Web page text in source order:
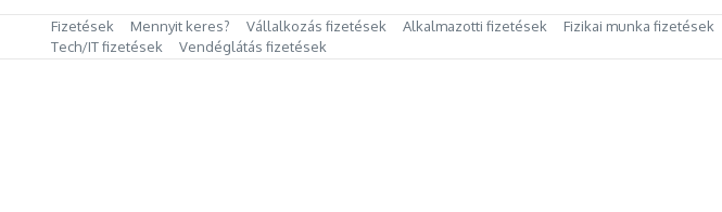
Fizetések Mennyit keres? Vállalkozás fizetések Alkalmazotti fizetések Fizikai munka fizetések
Tech/IT fizetések
Vendéglátás fizetések